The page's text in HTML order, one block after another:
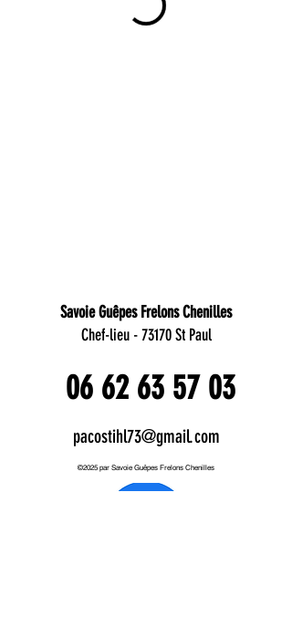
Savoie Guêpes Frelons Chenilles
Chef-lieu -73170 St Paul
06 62 63 57 03
pacostihl73@gmail.com
©2025 par Savoie Guêpes Frelons Chenilles